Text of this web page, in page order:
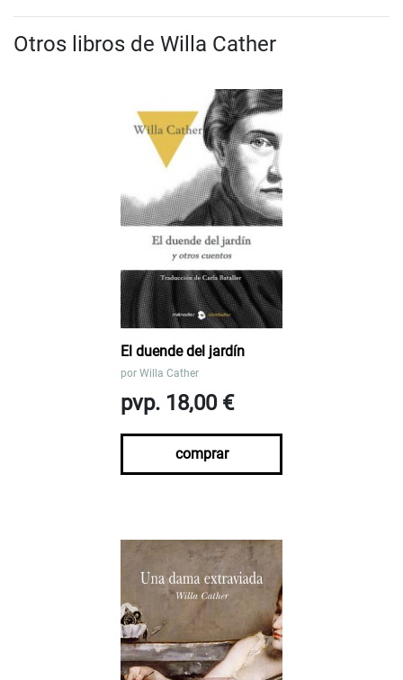
Otros libros de Willa Cather
El duende del jardín
por Willa Cather
pvp. 18,00 €
comprar